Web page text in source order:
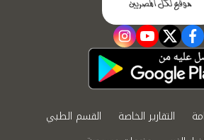
facebook
twitter
youtube
instagram
التقارير الخاصة
القسم الطبي